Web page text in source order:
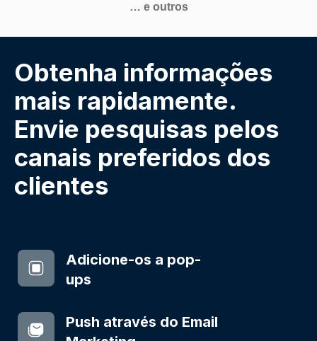
… e outros
Obtenha informações
mais rapidamente.
Envie pesquisas pelos
canais preferidos dos
clientes
Adicione-os a pop-
ups
Push através do Email